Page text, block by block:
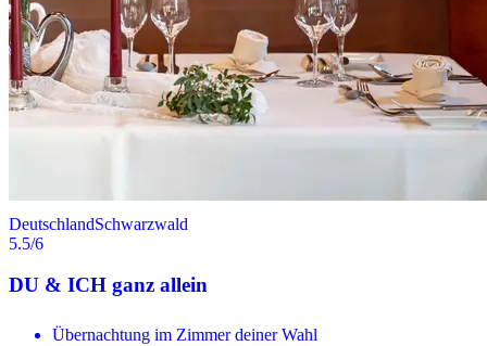
DeutschlandSchwarzwald
5.5/6
DU & ICH ganz allein
Übernachtung im Zimmer deiner Wahl